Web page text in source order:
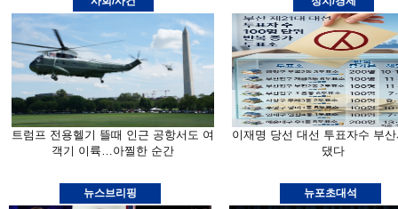
트럼프 전용헬기 뜰때 인근 공항서도 여
객기 이륙…아찔한 순간
이재명 당선 대선 투표자수 부
댔다
뉴스브리핑 뉴포초대석